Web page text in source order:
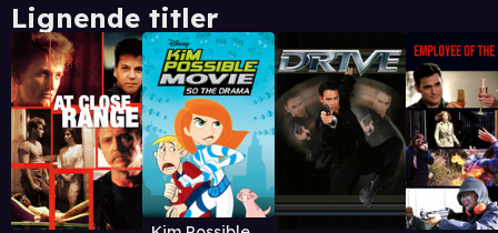
Lignende titler